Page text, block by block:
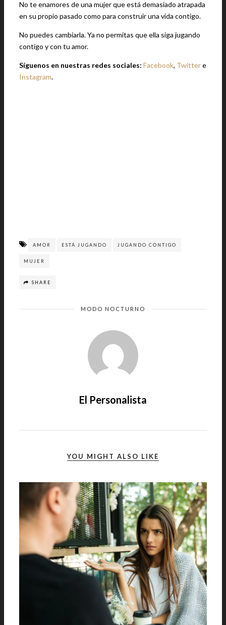
No te enamores de una mujer que está demasiado atrapada
en su propio pasado como para construir una vida contigo.
No puedes cambiarla. Ya no permitas que ella siga jugando
contigo y con tu amor.
Síguenos en nuestras redes sociales: Facebook, Twittere
Instagram.
AMOR ESTÁ JUGANDO JUGANDO CONTIGO
MUJER
SHARE
MODO NOCTURNO
El Personalista
YOU MIGHT ALSO LIKE